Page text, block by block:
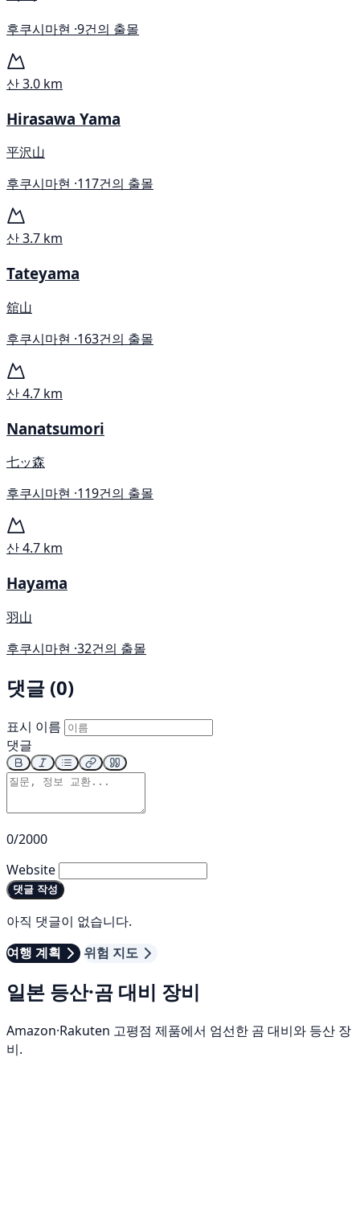
후쿠시마현 ·9건의 출몰
산3.0 km
Hirasawa Yama
平沢山
후쿠시마현 ·117건의 출몰
산3.7 km
Tateyama
舘山
후쿠시마현 ·163건의 출몰
산4.7 km
Nanatsumori
七ッ森
후쿠시마현 ·119건의 출몰
산4.7 km
Hayama
羽山
후쿠시마현 ·32건의 출몰
댓글 (0)
표시 이름
댓글
0/2000
Website
댓글 작성
아직 댓글이 없습니다.
여행 계획
위험 지도
일본 등산·곰 대비 장비
Amazon·Rakuten 고평점 제품에서 엄선한 곰 대비와 등산 장
비.